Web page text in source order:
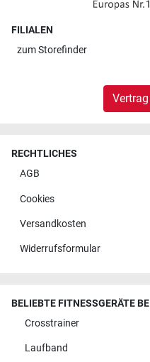
FILIALEN
zumStorefinder
RECHTLICHES
AGB
Cookies
Versandkosten
Widerrufsformular
BELIEBTE FITNESSGERÄTE
Crosstrainer
Laufband